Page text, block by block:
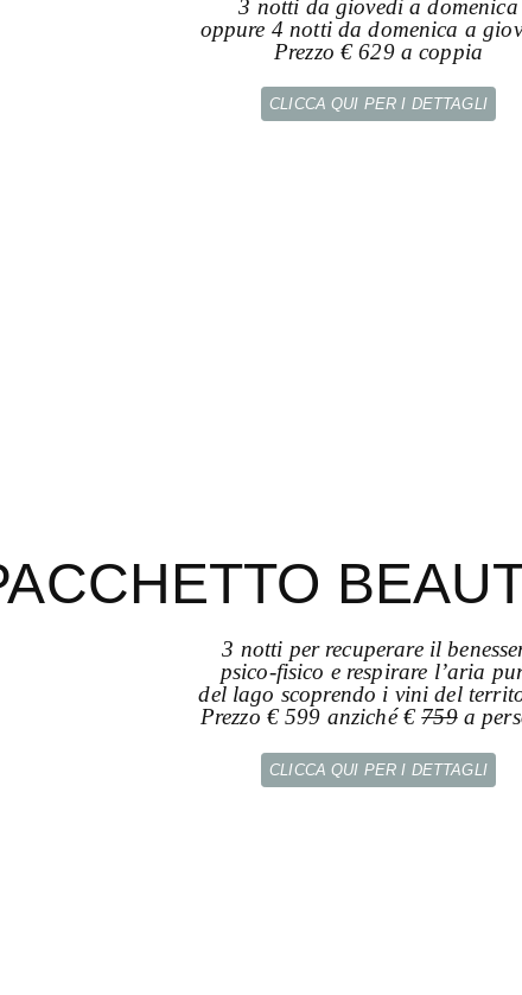
3 notti da giovedì a domenica
oppure 4 notti da domenica a
Prezzo € 629 a coppia
CLICCA QUI PER I DETTAGLI
3 notti per recuperare il
psico-fisico e respirare l’aria
del lago scoprendo i vini del
Prezzo € 599 anziché €759a
CLICCA QUI PER I DETTAGLI